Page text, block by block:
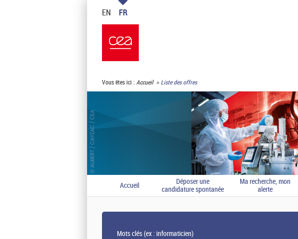
EN FR
Vous êtes ici : Accueil Liste des offres
Accueil
Déposer une
candidature spontanée
Ma recherche, mon
alerte
Mots clés(ex : informaticien)